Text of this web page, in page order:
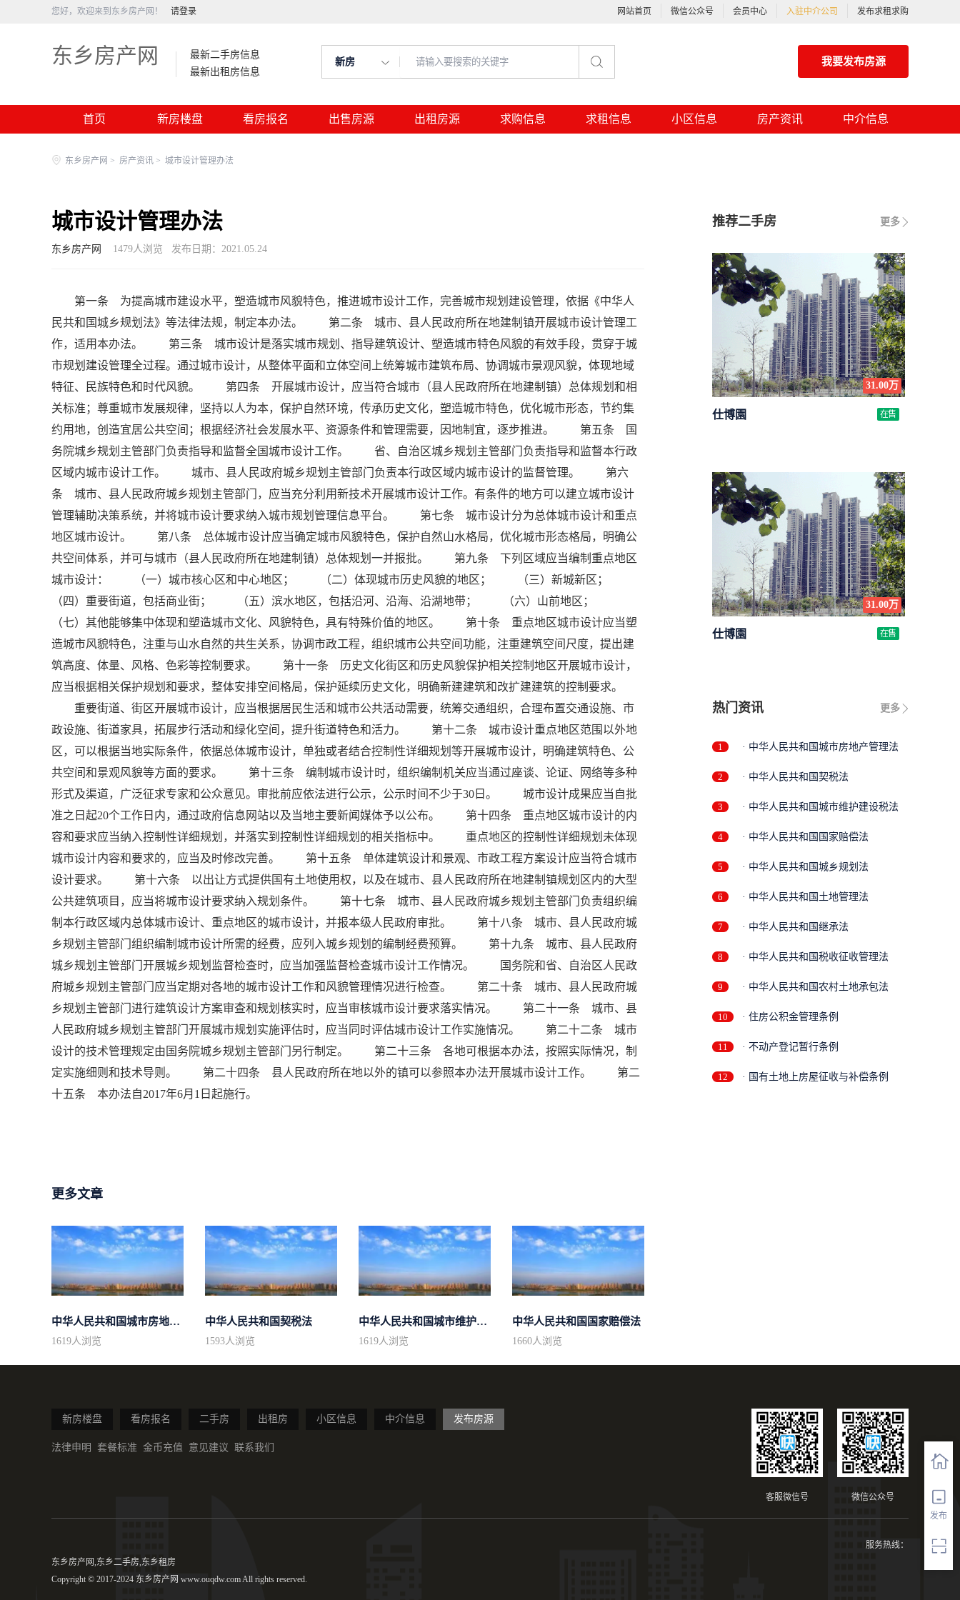
您好，欢迎来到东乡房产网！ 请登录 网站首页 微信公众号 会员中心 入驻中介公司 发布求租求购
东乡房产网
最新二手房信息
最新出租房信息
新房 我要发布房源
首页 新房楼盘 看房报名 出售房源 出租房源 求购信息 求租信息 小区信息 房产资讯 中介信息
发布
东乡房产网 > 房产资讯 > 城市设计管理办法
城市设计管理办法
东乡房产网 1479人浏览 发布日期：2021.05.24
第一条 为提高城市建设水平，塑造城市风貌特色，推进城市设计工作，完善城市规划建设管理，依据《中华人
民共和国城乡规划法》等法律法规，制定本办法。 第二条 城市、县人民政府所在地建制镇开展城市设计管理工
作，适用本办法。 第三条 城市设计是落实城市规划、指导建筑设计、塑造城市特色风貌的有效手段，贯穿于城
市规划建设管理全过程。通过城市设计，从整体平面和立体空间上统筹城市建筑布局、协调城市景观风貌，体现地域
特征、民族特色和时代风貌。 第四条 开展城市设计，应当符合城市（县人民政府所在地建制镇）总体规划和相
关标准；尊重城市发展规律，坚持以人为本，保护自然环境，传承历史文化，塑造城市特色，优化城市形态，节约集
约用地，创造宜居公共空间；根据经济社会发展水平、资源条件和管理需要，因地制宜，逐步推进。 第五条 国
务院城乡规划主管部门负责指导和监督全国城市设计工作。 省、自治区城乡规划主管部门负责指导和监督本行政
区域内城市设计工作。 城市、县人民政府城乡规划主管部门负责本行政区域内城市设计的监督管理。 第六
条 城市、县人民政府城乡规划主管部门，应当充分利用新技术开展城市设计工作。有条件的地方可以建立城市设计
管理辅助决策系统，并将城市设计要求纳入城市规划管理信息平台。 第七条 城市设计分为总体城市设计和重点
地区城市设计。 第八条 总体城市设计应当确定城市风貌特色，保护自然山水格局，优化城市形态格局，明确公
共空间体系，并可与城市（县人民政府所在地建制镇）总体规划一并报批。 第九条 下列区域应当编制重点地区
城市设计： （一）城市核心区和中心地区； （二）体现城市历史风貌的地区； （三）新城新区；
（四）重要街道，包括商业街； （五）滨水地区，包括沿河、沿海、沿湖地带； （六）山前地区；
（七）其他能够集中体现和塑造城市文化、风貌特色，具有特殊价值的地区。 第十条 重点地区城市设计应当塑
造城市风貌特色，注重与山水自然的共生关系，协调市政工程，组织城市公共空间功能，注重建筑空间尺度，提出建
筑高度、体量、风格、色彩等控制要求。 第十一条 历史文化街区和历史风貌保护相关控制地区开展城市设计，
应当根据相关保护规划和要求，整体安排空间格局，保护延续历史文化，明确新建建筑和改扩建建筑的控制要求。
重要街道、街区开展城市设计，应当根据居民生活和城市公共活动需要，统筹交通组织，合理布置交通设施、市
政设施、街道家具，拓展步行活动和绿化空间，提升街道特色和活力。 第十二条 城市设计重点地区范围以外地
区，可以根据当地实际条件，依据总体城市设计，单独或者结合控制性详细规划等开展城市设计，明确建筑特色、公
共空间和景观风貌等方面的要求。 第十三条 编制城市设计时，组织编制机关应当通过座谈、论证、网络等多种
形式及渠道，广泛征求专家和公众意见。审批前应依法进行公示，公示时间不少于30日。 城市设计成果应当自批
准之日起20个工作日内，通过政府信息网站以及当地主要新闻媒体予以公布。 第十四条 重点地区城市设计的内
容和要求应当纳入控制性详细规划，并落实到控制性详细规划的相关指标中。 重点地区的控制性详细规划未体现
城市设计内容和要求的，应当及时修改完善。 第十五条 单体建筑设计和景观、市政工程方案设计应当符合城市
设计要求。 第十六条 以出让方式提供国有土地使用权，以及在城市、县人民政府所在地建制镇规划区内的大型
公共建筑项目，应当将城市设计要求纳入规划条件。 第十七条 城市、县人民政府城乡规划主管部门负责组织编
制本行政区域内总体城市设计、重点地区的城市设计，并报本级人民政府审批。 第十八条 城市、县人民政府城
乡规划主管部门组织编制城市设计所需的经费，应列入城乡规划的编制经费预算。 第十九条 城市、县人民政府
城乡规划主管部门开展城乡规划监督检查时，应当加强监督检查城市设计工作情况。 国务院和省、自治区人民政
府城乡规划主管部门应当定期对各地的城市设计工作和风貌管理情况进行检查。 第二十条 城市、县人民政府城
乡规划主管部门进行建筑设计方案审查和规划核实时，应当审核城市设计要求落实情况。 第二十一条 城市、县
人民政府城乡规划主管部门开展城市规划实施评估时，应当同时评估城市设计工作实施情况。 第二十二条 城市
设计的技术管理规定由国务院城乡规划主管部门另行制定。 第二十三条 各地可根据本办法，按照实际情况，制
定实施细则和技术导则。 第二十四条 县人民政府所在地以外的镇可以参照本办法开展城市设计工作。 第二
十五条 本办法自2017年6月1日起施行。
更多文章
中华人民共和国城市房地产管理法
1619人浏览
中华人民共和国契税法
1593人浏览
中华人民共和国城市维护建设税法
1619人浏览
中华人民共和国国家赔偿法
1660人浏览
更多
推荐二手房
31.00万
仕博園 在售
31.00万
仕博園 在售
更多
热门资讯
1 · 中华人民共和国城市房地产管理法
2 · 中华人民共和国契税法
3 · 中华人民共和国城市维护建设税法
4 · 中华人民共和国国家赔偿法
5 · 中华人民共和国城乡规划法
6 · 中华人民共和国土地管理法
7 · 中华人民共和国继承法
8 · 中华人民共和国税收征收管理法
9 · 中华人民共和国农村土地承包法
10 · 住房公积金管理条例
11 · 不动产登记暂行条例
12 · 国有土地上房屋征收与补偿条例
新房楼盘 看房报名 二手房 出租房 小区信息 中介信息 发布房源
法律申明 套餐标准 金币充值 意见建议 联系我们
微信公众号
客服微信号
服务热线：
东乡房产网,东乡二手房,东乡租房
Copyright © 2017-2024 东乡房产网 www.ouqdw.com All rights reserved.